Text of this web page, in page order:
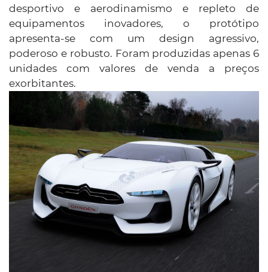
desportivo e aerodinamismo e repleto de
equipamentos inovadores, o protótipo
apresenta-se com um design agressivo,
poderoso e robusto. Foram produzidas apenas 6
unidades com valores de venda a preços
exorbitantes.